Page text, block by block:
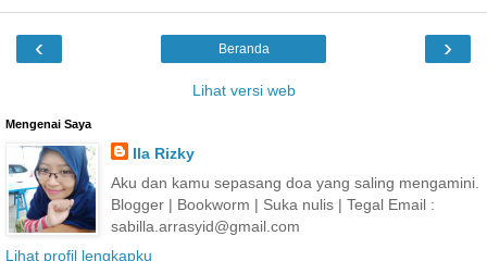
‹ ›
Beranda
Lihat versi web
Mengenai Saya
Ila Rizky
Aku dan kamu sepasang doa yang saling mengamini.
Blogger | Bookworm | Suka nulis | Tegal Email :
sabilla.arrasyid@gmail.com
Lihat profil lengkapku